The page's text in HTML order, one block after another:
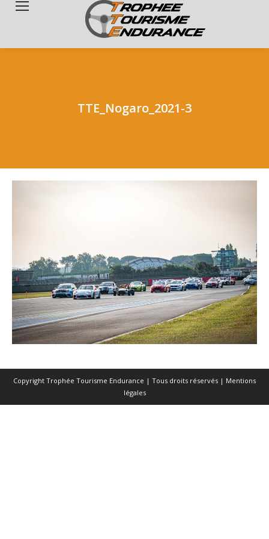
TTE_Nogaro_2021-3
Copyright Trophée Tourisme Endurance | Tous droits réservés | Mentions
légales